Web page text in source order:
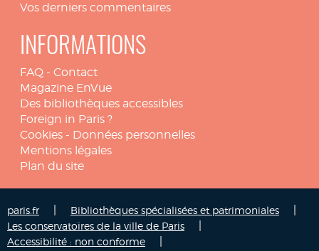
Vos derniers commentaires
INFORMATIONS
FAQ - Contact
Magazine EnVue
Des bibliothèques accessibles
Foreign in Paris ?
Cookies - Données personnelles
Mentions légales
Plan du site
paris.fr Bibliothèques spécialisées et patrimoniales
Les conservatoires de la ville de Paris
Accessibilité : non conforme